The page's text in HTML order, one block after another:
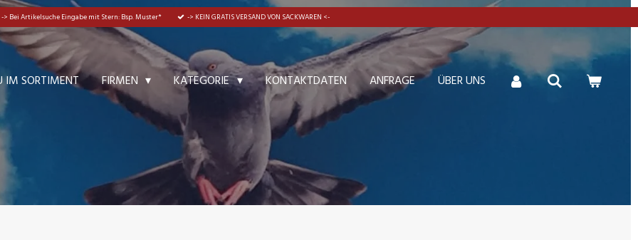
-> Bei Artikelsuche Eingabe mit Stern: Bsp. Muster* -> KEIN GRATIS VERSAND VON SACKWAREN <-
IM SORTIMENT FIRMEN KATEGORIE KONTAKTDATEN ANFRAGE ÜBER UNS